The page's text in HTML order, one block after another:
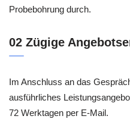
Probebohrung durch.
02 Zügige
Im Anschluss an das
ausführliches
72 Werktagen per E-Mail.